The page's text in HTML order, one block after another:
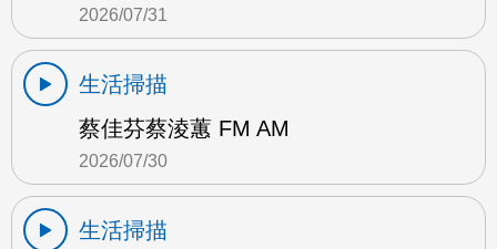
2026/07/31
生活掃描
蔡佳芬蔡淩蕙 FM AM
2026/07/30
生活掃描